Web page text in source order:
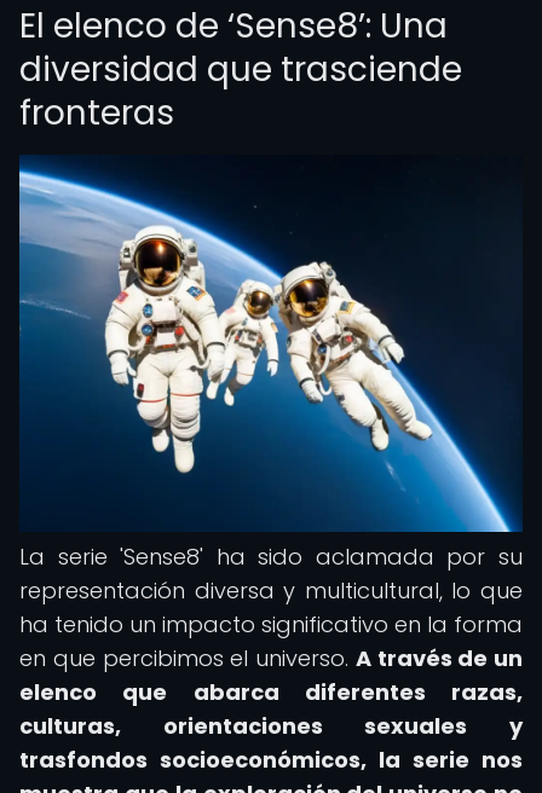
El elenco de ‘Sense8’: Una
diversidad que trasciende
fronteras
La serie 'Sense8' ha sido aclamada por su
representación diversa y multicultural, lo que
ha tenido un impacto significativo en la forma
en que percibimos el universo. A través de un
elenco que abarca diferentes razas,
culturas, orientaciones sexuales y
trasfondos socioeconómicos, la serie nos